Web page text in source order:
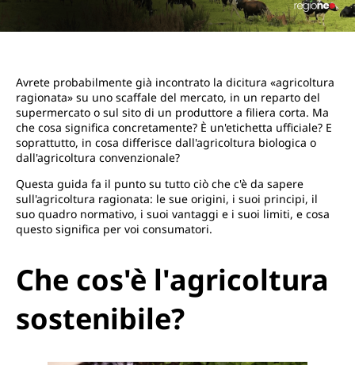
Avrete probabilmente già incontrato la dicitura «agricoltura
ragionata» su uno scaffale del mercato, in un reparto del
supermercato o sul sito di un produttore a filiera corta. Ma
che cosa significa concretamente? È un'etichetta ufficiale? E
soprattutto, in cosa differisce dall'agricoltura biologica o
dall'agricoltura convenzionale?
Questa guida fa il punto su tutto ciò che c'è da sapere
sull'agricoltura ragionata: le sue origini, i suoi principi, il
suo quadro normativo, i suoi vantaggi e i suoi limiti, e cosa
questo significa per voi consumatori.
Che cos'è l'agricoltura
sostenibile?